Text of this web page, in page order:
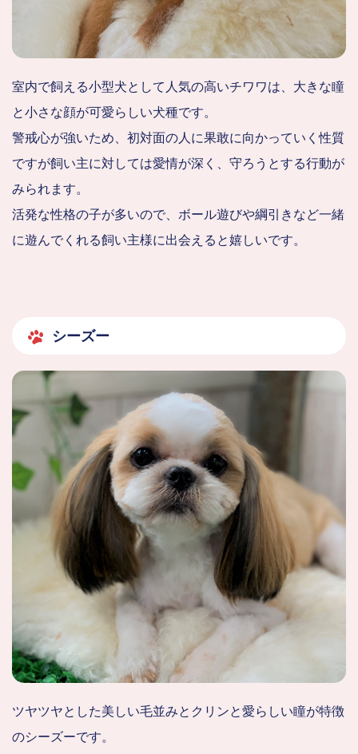
室内で飼える小型犬として人気の高いチワワは、大きな瞳
と小さな顔が可愛らしい犬種です。
警戒心が強いため、初対面の人に果敢に向かっていく性質
ですが飼い主に対しては愛情が深く、守ろうとする行動が
みられます。
活発な性格の子が多いので、ボール遊びや綱引きなど一緒
に遊んでくれる飼い主様に出会えると嬉しいです。
シーズー
ツヤツヤとした美しい毛並みとクリンと愛らしい瞳が特徴
のシーズーです。